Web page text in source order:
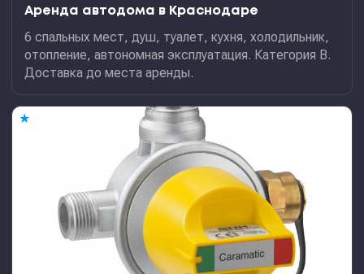
Аренда автодома в Краснодаре
6 спальных мест, душ, туалет, кухня, холодильник,
отопление, автономная эксплуатация. Категория В.
Доставка до места аренды.
★